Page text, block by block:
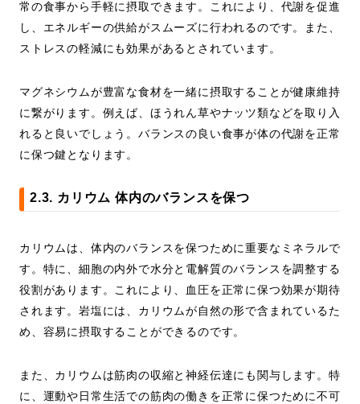
常の食事から手軽に摂取できます。これにより、代謝を促進
し、エネルギーの供給がスムーズに行われるのです。また、
ストレスの軽減にも効果があるとされています。
マグネシウムが豊富な食材を一緒に摂取することが健康維持
に繋がります。例えば、ほうれん草やナッツ類などを取り入
れると良いでしょう。バランスの良い食事が体の代謝を正常
に保つ鍵となります。
2.3. カリウム 体内のバランスを保つ
カリウムは、体内のバランスを保つために重要なミネラルで
す。特に、細胞の内外で水分と電解質のバランスを調整する
役割があります。これにより、血圧を正常に保つ効果が期待
されます。岩塩には、カリウムが自然の形で含まれているた
め、容易に摂取することができるのです。
また、カリウムは筋肉の収縮と神経伝達にも関与します。特
に、運動や日常生活での筋肉の働きを正常に保つために不可